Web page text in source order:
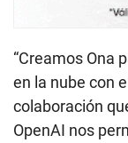
“Creamos Ona
en la nube con
colaboración
OpenAI nos